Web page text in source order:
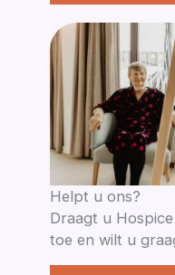
Helpt u ons?
Draagt u
toe en wilt u